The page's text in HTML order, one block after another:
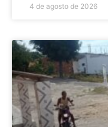
4 de agosto de 2026